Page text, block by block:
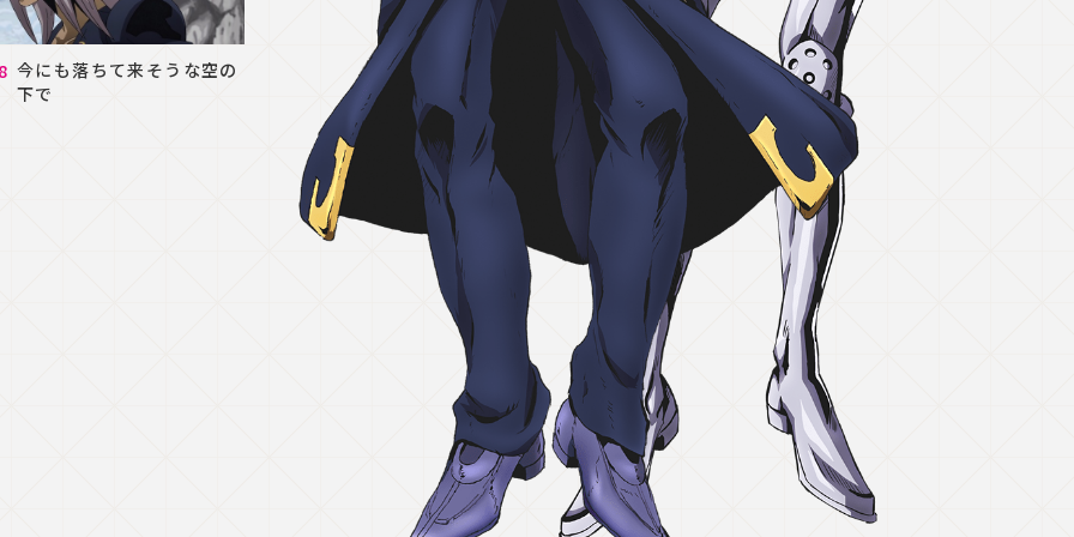
今にも落ちて来そうな空の
下で